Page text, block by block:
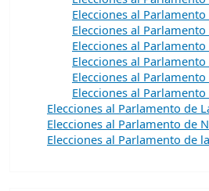
Elecciones al
Elecciones al
Elecciones al
Elecciones al
Elecciones al
Elecciones al
Elecciones al Parlamento de
Elecciones al Parlamento de
Elecciones al Parlamento de